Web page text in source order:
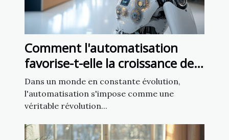
Comment l'automatisation
favorise-t-elle la croissance des
startups en 2025 ?
Dans un monde en constante évolution,
l'automatisation s'impose comme une
véritable révolution...